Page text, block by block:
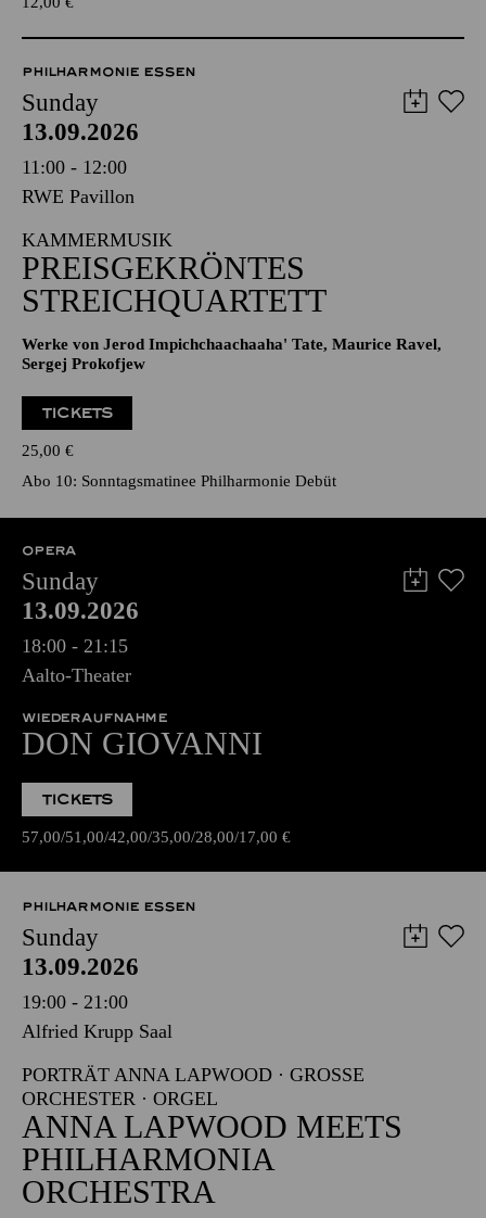
PHILHARMONIE ESSEN
Sunday
13.09.2026
11:00 - 12:00
RWE Pavillon
KAMMERMUSIK
PREISGEKRÖNTES
STREICHQUARTETT
Werke von Jerod Impichchaachaaha' Tate, Maurice Ravel,
Sergej Prokofjew
TICKETS
25,00 €
Abo 10: Sonntagsmatinee Philharmonie Debüt
OPERA
Sunday
13.09.2026
18:00 - 21:15
Aalto-Theater
WIEDERAUFNAHME
DON GIOVANNI
TICKETS
57,00 51,00 42,00 35,00 28,00 17,00 €
PHILHARMONIE ESSEN
Sunday
13.09.2026
19:00 - 21:00
Alfried Krupp Saal
PORTRÄT ANNA LAPWOOD · GROSSE O
RCHESTER · ORGEL
ANNA LAPWOOD MEETS
PHILHARMONIA
ORCHESTRA